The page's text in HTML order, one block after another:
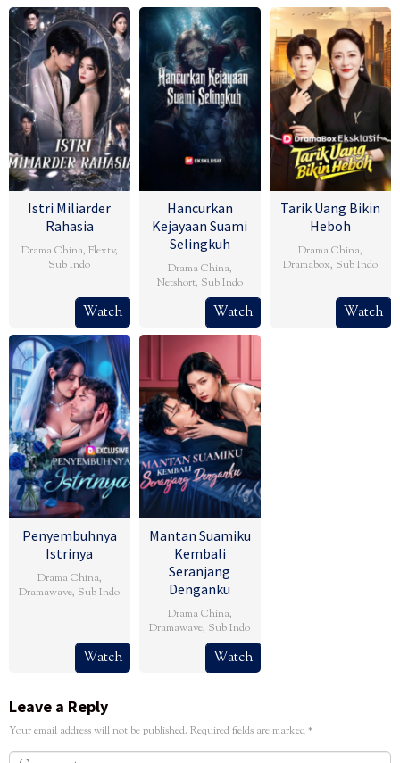
Istri Miliarder
Rahasia
Drama China, Flextv,
Sub Indo
Watch
Hancurkan
Kejayaan Suami
Selingkuh
Drama China,
Netshort, Sub Indo
Watch
Tarik Uang Bikin
Heboh
Drama China,
Dramabox, Sub Indo
Watch
Penyembuhnya
Istrinya
Drama China,
Dramawave, Sub Indo
Watch
Mantan Suamiku
Kembali
Seranjang
Denganku
Drama China,
Dramawave, Sub Indo
Watch
Leave a Reply
Your email address will not be published. Required fields are marked*